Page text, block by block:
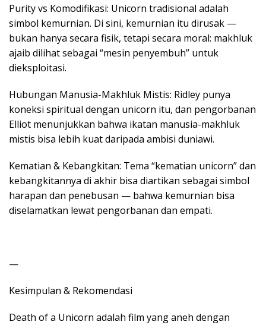
Purity vs Komodifikasi: Unicorn tradisional adalah
simbol kemurnian. Di sini, kemurnian itu dirusak —
bukan hanya secara fisik, tetapi secara moral: makhluk
ajaib dilihat sebagai “mesin penyembuh” untuk
dieksploitasi.
Hubungan Manusia-Makhluk Mistis: Ridley punya
koneksi spiritual dengan unicorn itu, dan pengorbanan
Elliot menunjukkan bahwa ikatan manusia-makhluk
mistis bisa lebih kuat daripada ambisi duniawi.
Kematian & Kebangkitan: Tema “kematian unicorn” dan
kebangkitannya di akhir bisa diartikan sebagai simbol
harapan dan penebusan — bahwa kemurnian bisa
diselamatkan lewat pengorbanan dan empati.
—
Kesimpulan & Rekomendasi
Death of a Unicorn adalah film yang aneh dengan